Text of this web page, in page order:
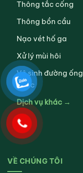
Thông tắc cống
Thông bồn cầu
Nạo vét hố ga
Xử lý mùi hôi
Vệ sinh đường ống
nước
Dịch vụ khác →
VỀ CHÚNG TÔI